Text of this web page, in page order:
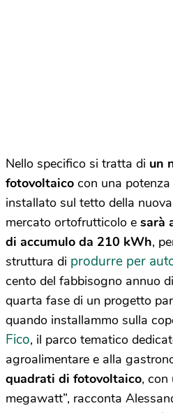
Nello specifico si tratta di un
fotovoltaico con una
installato sul tetto della
mercato ortofrutticolo e sarà
di accumulo da 210 kWh,
struttura di produrre per
cento del fabbisogno annuo
quarta fase di un progetto
quando installammo sulla
Fico, il parco tematico
agroalimentare e alla
quadrati di fotovoltaico, con
megawatt”, racconta